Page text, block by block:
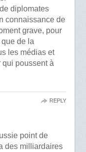
diplomates
connaissance de
grave, pour
de la
les médias et
qui poussent à
point de
des milliardaires
REPLY